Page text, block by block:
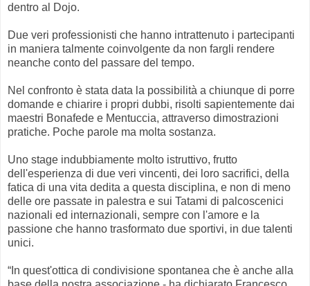
dentro al Dojo.
Due veri professionisti che hanno intrattenuto i partecipanti
in maniera talmente coinvolgente da non fargli rendere
neanche conto del passare del tempo.
Nel confronto è stata data la possibilità a chiunque di porre
domande e chiarire i propri dubbi, risolti sapientemente dai
maestri Bonafede e Mentuccia, attraverso dimostrazioni
pratiche. Poche parole ma molta sostanza.
Uno stage indubbiamente molto istruttivo, frutto
dell'esperienza di due veri vincenti, dei loro sacrifici, della
fatica di una vita dedita a questa disciplina, e non di meno
delle ore passate in palestra e sui Tatami di palcoscenici
nazionali ed internazionali, sempre con l'amore e la
passione che hanno trasformato due sportivi, in due talenti
unici.
“In quest'ottica di condivisione spontanea che è anche alla